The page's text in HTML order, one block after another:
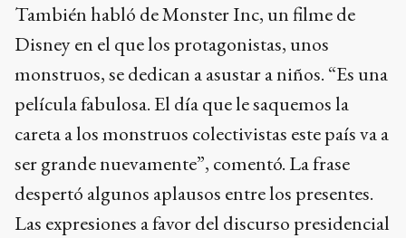
También habló de Monster Inc, un filme de
Disney en el que los protagonistas, unos
monstruos, se dedican a asustar a niños. “Es una
película fabulosa. El día que le saquemos la
careta a los monstruos colectivistas este país va a
ser grande nuevamente”, comentó. La frase
despertó algunos aplausos entre los presentes.
Las expresiones a favor del discurso presidencial